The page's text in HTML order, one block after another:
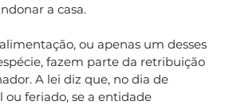
a casa.
ou apenas um desses
fazem parte da retribuição
A lei diz que, no dia de
ou feriado, se a entidade